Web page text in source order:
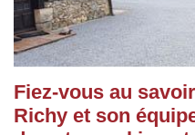
Fiez-vous au
Richy et son